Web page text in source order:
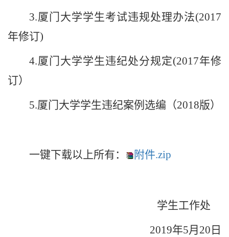
3.厦门大学学生考试违规处理办法(2017
年修订)
4.厦门大学学生违纪处分规定(2017年修
订）
5.厦门大学学生违纪案例选编（2018版）
一键下载以上所有： 附件.zip
学生工作处
2019年5月 20 日